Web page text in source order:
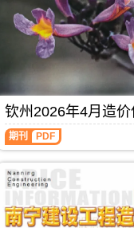
北
息
期
刊
PDF
材
价、
筑
市
场
材
料
售
及
工
钦州2026年4月造价
期刊 PDF